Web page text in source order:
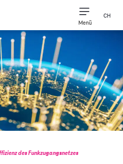
Menü
CH
des Funkzugangsnetzes